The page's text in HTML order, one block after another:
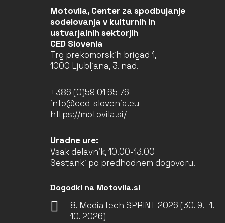
Motovila, Center za spodbujanje
sodelovanja v kulturnih in
ustvarjalnih sektorjih
CED Slovenia
Trg prekomorskih brigad 1,
1000 Ljubljana, 3. nad.
+386 (0)59 01 65 76
info@ced-slovenia.eu
https://motovila.si/
Uradne ure:
Vsak delavnik, 10.00-13.00
Sestanki po predhodnem dogovoru.
Dogodki na Motovila.si
8. MediaTech SPRINT 2026 (30. 9.–1.
10. 2026)